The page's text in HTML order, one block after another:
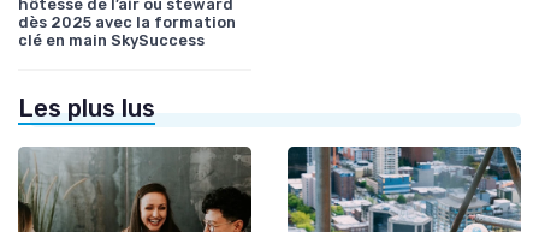
hôtesse de l’air ou steward
dès 2025 avec la formation
clé en main SkySuccess
Les plus lus